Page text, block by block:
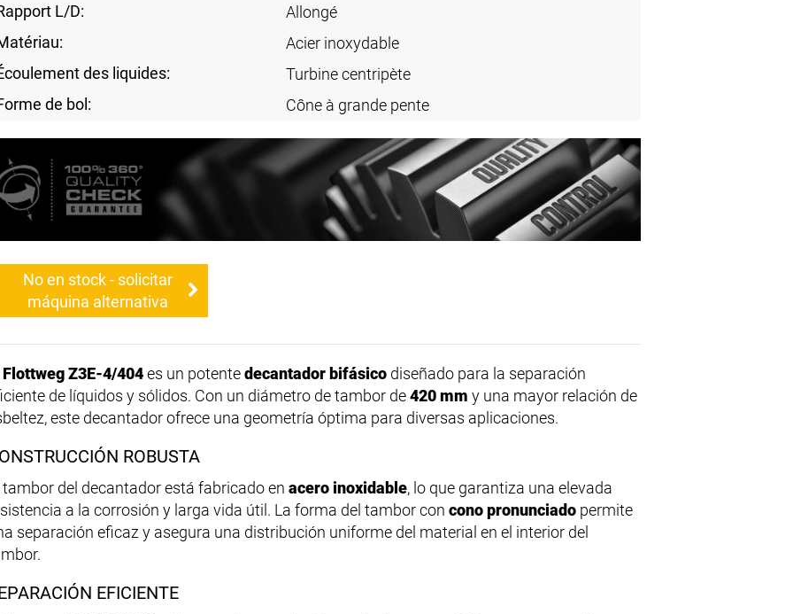
L/D:
Allongé
Acier inoxydable
des liquides:
Turbine centripète
de bol:
Cône à grande pente
No en stock - solicitar
máquina alternativa
Flottweg Z3E-4/404es un potentedecantador bifásico diseñado para la separación
de líquidos y sólidos. Con un diámetro de tambor de420 mm y una mayor relación de
este decantador ofrece una geometría óptima para diversas aplicaciones.
ROBUSTA
tambor del decantador está fabricado en acero inoxidable, lo que garantiza una elevada
a la corrosión y larga vida útil. La forma del tambor con cono pronunciado permite
separación eficaz y asegura una distribución uniforme del material en el interior del
EFICIENTE